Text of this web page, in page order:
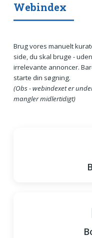
Webindex
Brug vores manuelt
side, du skal bruge -
irrelevante annoncer.
starte din søgning.
(Obs - webindexet er
mangler midlertidigt)